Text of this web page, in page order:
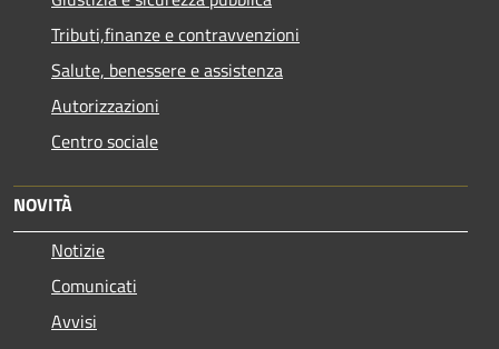
Tributi,finanze e contravvenzioni
Salute, benessere e assistenza
Autorizzazioni
Centro sociale
NOVITÀ
Notizie
Comunicati
Avvisi